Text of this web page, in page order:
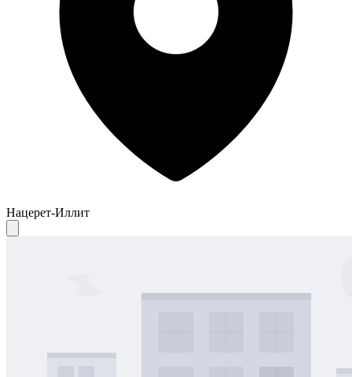
Нацерет-Иллит